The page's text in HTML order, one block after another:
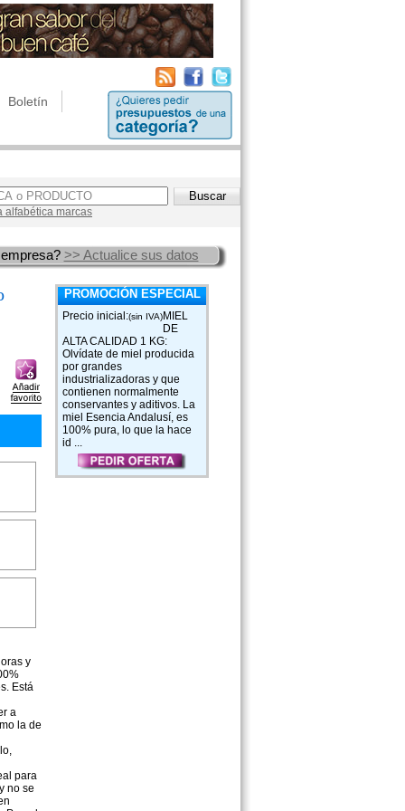
Boletín
alfabética marcas
>> Actualice sus datos
y
Está
a
la de
para
no se
PROMOCIÓN ESPECIAL
Precio inicial:(sin IVA)MIEL
DE
ALTA CALIDAD 1 KG:
Olvídate de miel producida
por grandes
industrializadoras y que
contienen normalmente
conservantes y aditivos. La
miel Esencia Andalusí, es
100% pura, lo que la hace
id ...